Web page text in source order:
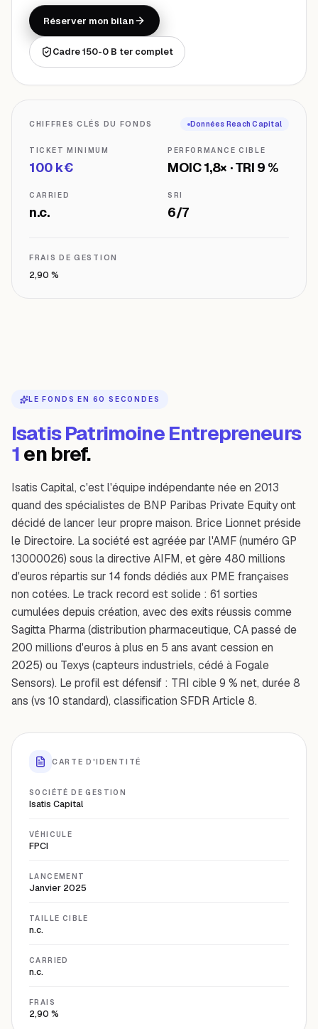
Réserver mon bilan
Cadre 150-0 B ter complet
CHIFFRES CLÉS DU FONDS Données Reach Capital
TICKET MINIMUM
100 k€
PERFORMANCE CIBLE
MOIC 1,8× · TRI 9 %
CARRIED
n.c.
SRI
6/7
FRAIS DE GESTION
2,90 %
LE FONDS EN 60 SECONDES
Isatis Patrimoine Entrepreneurs
1en bref.
Isatis Capital, c'est l'équipe indépendante née en 2013
quand des spécialistes de BNP Paribas Private Equity ont
décidé de lancer leur propre maison. Brice Lionnet préside
le Directoire. La société est agréée par l'AMF (numéro GP
13000026) sous la directive AIFM, et gère 480 millions
d'euros répartis sur 14 fonds dédiés aux PME françaises
non cotées. Le track record est solide : 61 sorties
cumulées depuis création, avec des exits réussis comme
Sagitta Pharma (distribution pharmaceutique, CA passé de
200 millions d'euros à plus en 5 ans avant cession en
2025) ou Texys (capteurs industriels, cédé à Fogale
Sensors). Le profil est défensif : TRI cible 9 % net, durée 8
ans (vs 10 standard), classification SFDR Article 8.
CARTE D'IDENTITÉ
SOCIÉTÉ DE GESTION
Isatis Capital
VÉHICULE
FPCI
LANCEMENT
Janvier 2025
TAILLE CIBLE
n.c.
CARRIED
n.c.
FRAIS
2,90 %